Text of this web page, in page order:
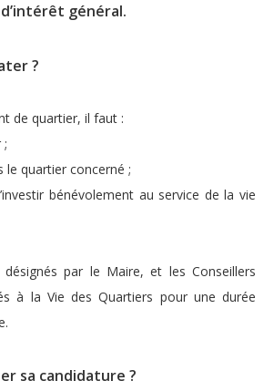
général.
?
de quartier, il faut :
;
le quartier concerné ;
bénévolement au service de la vie
par le Maire, et les Conseillers
à la Vie des Quartiers pour une durée
sa candidature ?